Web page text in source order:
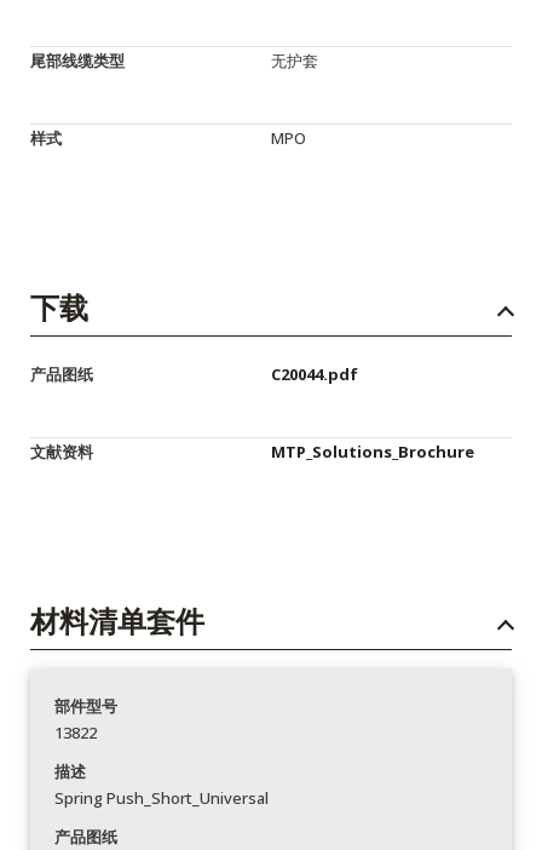
尾部线缆类型 无护套
样式 MPO
下载
产品图纸 C20044.pdf
文献资料 MTP_Solutions_Brochure
材料清单套件
部件型号
13822
描述
Spring Push_Short_Universal
产品图纸